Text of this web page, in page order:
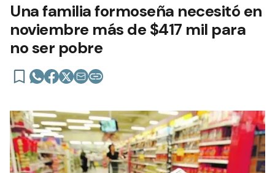
Una familia formoseña necesitó en
noviembre más de $417 mil para
no ser pobre